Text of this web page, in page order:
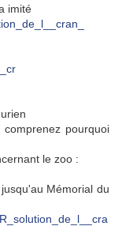
imité
pourquoi
le zoo :
Mémorial du